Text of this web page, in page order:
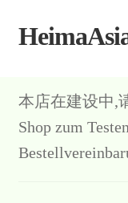
Skip
Skip
本店在建设中,
Shop zum